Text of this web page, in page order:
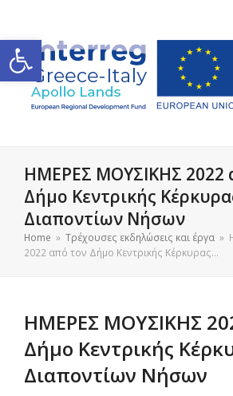
Ανοίξτε τη γραμμή εργαλείων
ΗΜΕΡΕΣ ΜΟΥΣΙΚΗΣ 2022
Δήμο Κεντρικής
Διαποντίων Νήσων
Home » Τρέχουσες εκδηλώσεις και έργα »
2022 από τον Δήμο Κεντρικής Κέρκυρας…
ΗΜΕΡΕΣ ΜΟΥΣΙΚΗΣ
Δήμο Κεντρικής
Διαποντίων Νήσων